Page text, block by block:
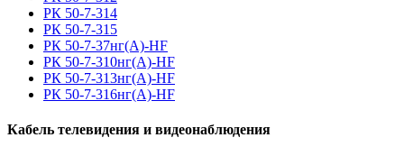
РК 50-7-314
РК 50-7-315
РК 50-7-37нг(A)-HF
РК 50-7-310нг(A)-HF
РК 50-7-313нг(A)-HF
РК 50-7-316нг(A)-HF
Кабель телевидения и видеонаблюдения